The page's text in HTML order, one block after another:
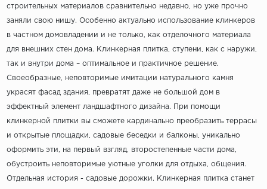
строительных материалов сравнительно недавно, но уже прочно
заняли свою нишу. Особенно актуально использование клинкеров
в частном домовладении и не только, как отделочного материала
для внешних стен дома. Клинкерная плитка, ступени, как с наружи,
так и внутри дома – оптимальное и практичное решение.
Своеобразные, неповторимые имитации натурального камня
украсят фасад здания, превратят даже не большой дом в
эффектный элемент ландшафтного дизайна. При помощи
клинкерной плитки вы сможете кардинально преобразить террасы
и открытые площадки, садовые беседки и балконы, уникально
оформить эти, на первый взгляд, второстепенные части дома,
обустроить неповторимые уютные уголки для отдыха, общения.
Отдельная история - садовые дорожки. Клинкерная плитка станет